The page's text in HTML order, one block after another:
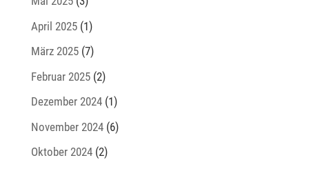
April 2025(1)
März 2025(7)
Februar 2025(2)
Dezember 2024(1)
November 2024(6)
Oktober 2024(2)